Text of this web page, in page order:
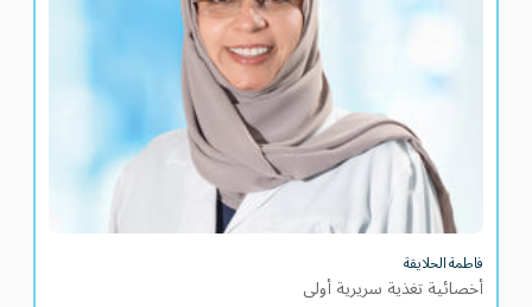
فاطمة الحلايقة
أخصائية تغذية سريرية أولى